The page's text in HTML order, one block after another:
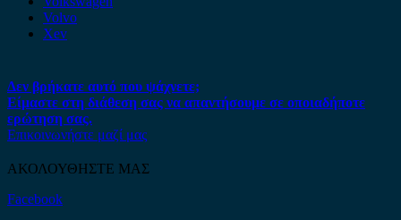
Volvo
Xev
Δεν βρήκατε αυτό που ψάχνετε;
Είμαστε στη διάθεση σας να απαντήσουμε σε οποιαδήποτε
ερώτηση σας.
Επικοινωνήστε μαζί μας
ΑΚΟΛΟΥΘΗΣΤΕ ΜΑΣ
Facebook